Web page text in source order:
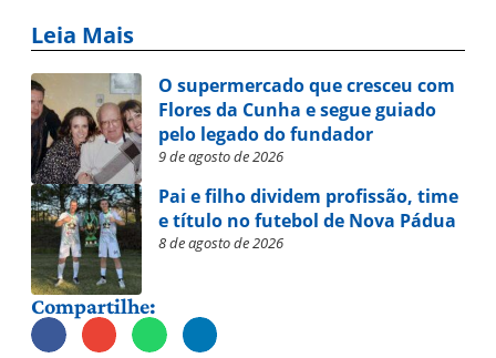
Leia Mais
O supermercado que cresceu com
Flores da Cunha e segue guiado
pelo legado do fundador
9 de agosto de 2026
Pai e filho dividem profissão, time
e título no futebol de Nova Pádua
8 de agosto de 2026
Compartilhe: